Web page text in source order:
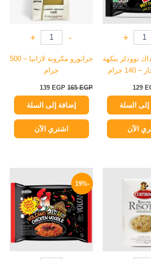
+
نوودلز بنكهة
جرام
129
إلى السلة
الآن
-
+
جرانورو مكرونة لازانيا – 500
جرام
165EGP
139 EGP
إضافة إلى السلة
اشتري الآن
الحالي
-19%
هو:
140 EGP.
هو:
114 EGP.